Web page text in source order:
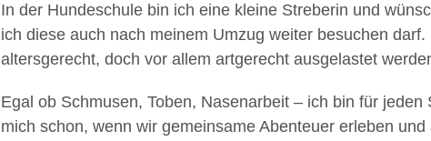
In der Hundeschule bin ich eine kleine Streberin und
ich diese auch nach meinem Umzug weiter besuchen
altersgerecht, doch vor allem artgerecht ausgelastet
Egal ob Schmusen, Toben, Nasenarbeit – ich bin für
mich schon, wenn wir gemeinsame Abenteuer erleben und